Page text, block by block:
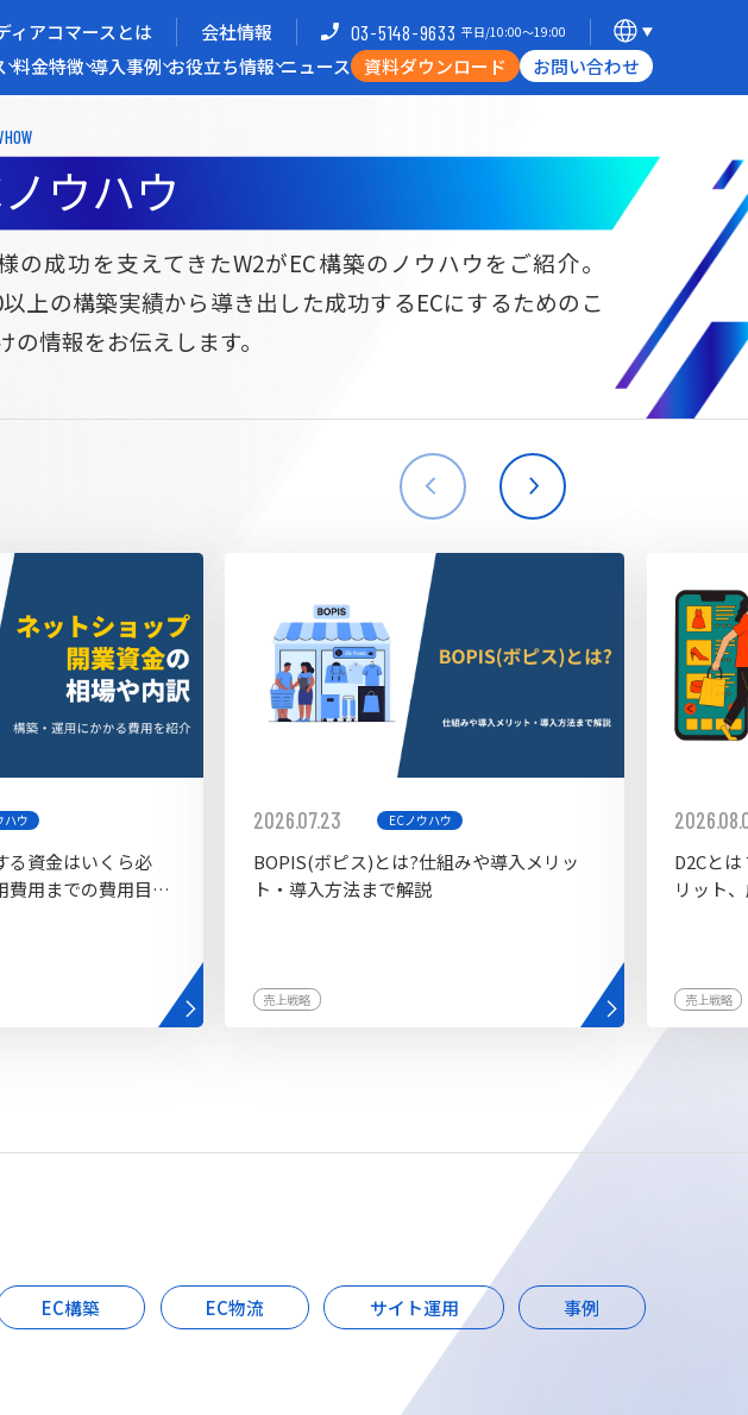
ィアコマースとは 会社情報 03-5148-9633 平日/10:00〜19:00
料金特徴 導入事例 お役立ち情報 ニュース 資料ダウンロード お問い合わせ
現する
イト構築 BtoB向けECサイト構築
W2Commerce
海外進出・現地ECサイト構築
イズ開発 AI buddy
理由 開発力/支援体制
導入企業インタビュー
立ち資料ウハウ
の成功を支えてきたW2がEC構築のノウハウをご紹介。
以上の構築実績から導き出した成功するECにするためのこ
の情報をお伝えします。
ハウ
る資金はいくら必
費用までの費用目安
2026.07.23 ECノウハウ
BOPIS(ボピス)とは?仕組みや導入メリッ
ト・導入方法まで解説
売上戦略
D2Cと
リット
売上戦略
EC構築 EC物流 サイト運用 事例